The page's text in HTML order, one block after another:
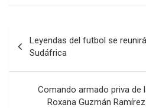
de
entradas
Leyendas del futbol se
Sudáfrica
Comando armado priva de
Roxana Guzmán